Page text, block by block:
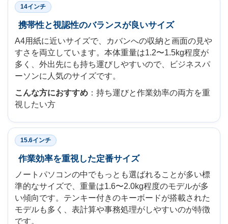
14インチ
携帯性と視認性のバランスが良いサイズ
A4用紙に近いサイズで、カバンへの収納と画面の見や
すさを両立しています。本体重量は1.2〜1.5kg程度が
多く、外出先にも持ち運びしやすいので、ビジネスパ
ーソンに人気のサイズです。
こんな方におすすめ ：持ち運びと作業効率の両方を重
視したい方
15.6インチ
作業効率を重視した定番サイズ
ノートパソコンの中でもっとも選ばれることが多い標
準的なサイズで、重量は1.6〜2.0kg程度のモデルが多
い傾向です。テンキー付きのキーボードが搭載された
モデルも多く、表計算や事務処理がしやすいのが特徴
です。